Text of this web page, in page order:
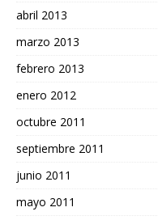
abril 2013
marzo 2013
febrero 2013
enero 2012
octubre 2011
septiembre 2011
junio 2011
mayo 2011